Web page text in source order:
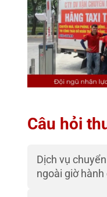
Câu hỏi
Dịch vụ
ngoài giờ